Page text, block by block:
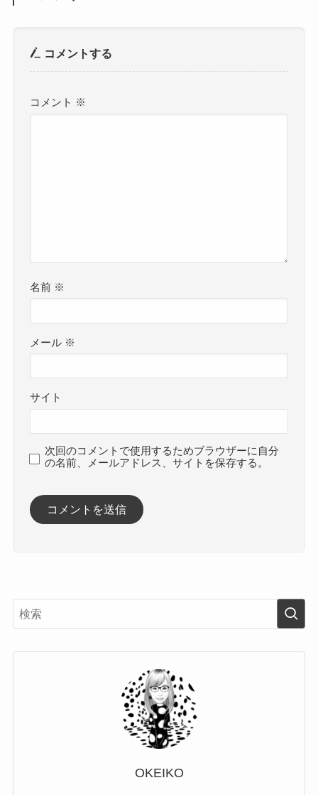
コメントする
コメント ※
名前 ※
メール ※
サイト
次回のコメントで使用するためブラウザーに自分
の名前、メールアドレス、サイトを保存する。
OKEIKO